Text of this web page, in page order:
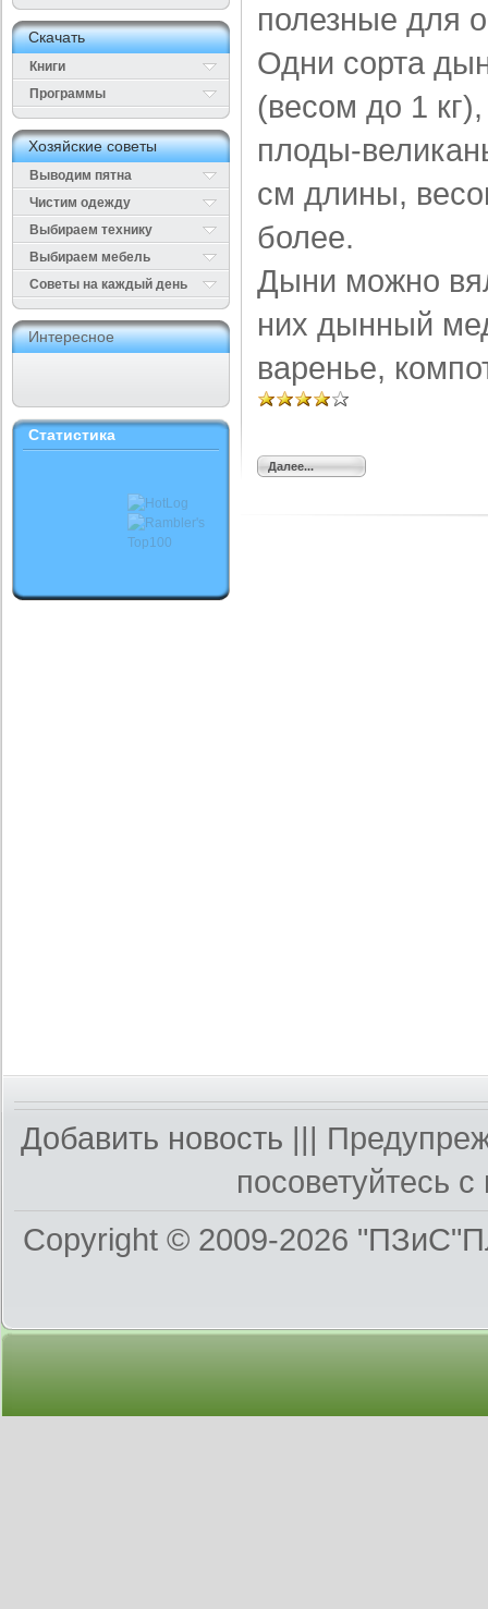
Cкачать
Книги
Программы
Хозяйские советы
Выводим пятна
Чистим одежду
Выбираем технику
Выбираем мебель
Cоветы на каждый день
Интересное
Статистика
полез­ные для
Одни сорта
(весом до 1
плоды-
см длины,
более.
Дыни можно
них дынный
варенье,
Далее...
Добавить новость |||
посоветуйтесь
Copyright © 2009-2026